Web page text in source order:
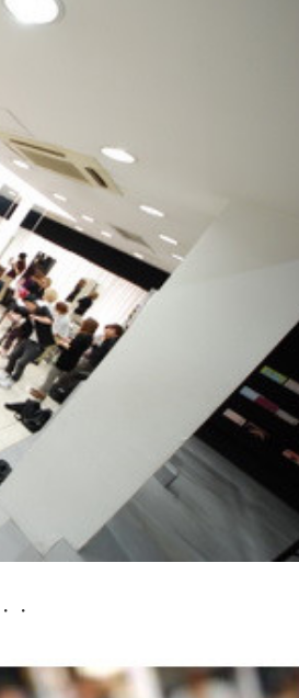
・